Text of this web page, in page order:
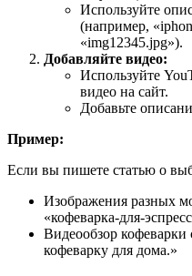
Используйте
(например,
«img12345.jpg»).
Добавляйте видео:
Используйте
видео на сайт.
Добавьте
Пример:
Если вы пишете статью о
Изображения разных
«кофеварка-для-
Видеообзор
кофеварку для дома.»